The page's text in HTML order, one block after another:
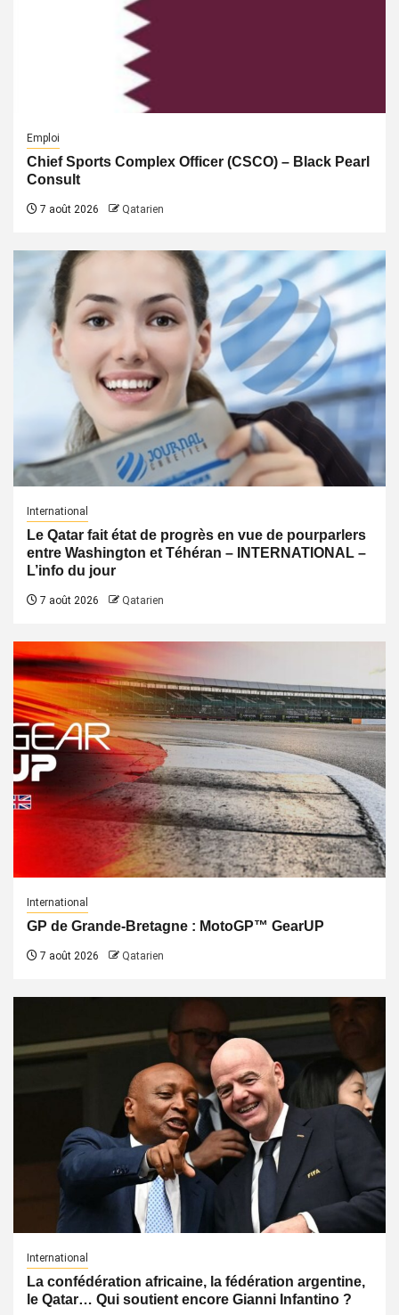
Emploi
Chief Sports Complex Officer (CSCO) – Black Pearl
Consult
7 août 2026 Qatarien
International
Le Qatar fait état de progrès en vue de pourparlers
entre Washington et Téhéran – INTERNATIONAL –
L’info du jour
7 août 2026 Qatarien
International
GP de Grande-Bretagne : MotoGP™ GearUP
7 août 2026 Qatarien
International
La confédération africaine, la fédération argentine,
le Qatar… Qui soutient encore Gianni Infantino ?